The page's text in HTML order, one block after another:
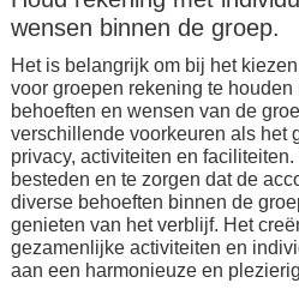
wensen binnen de groep.
Het is belangrijk om bij het
voor groepen rekening te
behoeften en wensen van de
verschillende voorkeuren als het
privacy, activiteiten en
besteden en te zorgen dat de
diverse behoeften binnen de
genieten van het verblijf. Het
gezamenlijke activiteiten en
aan een harmonieuze en